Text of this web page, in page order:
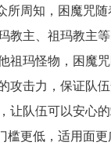
周知，困魔咒
教主、祖玛教主
祖玛怪物，困魔
攻击力，保证队
让队伍可以安心
更低，适用面更